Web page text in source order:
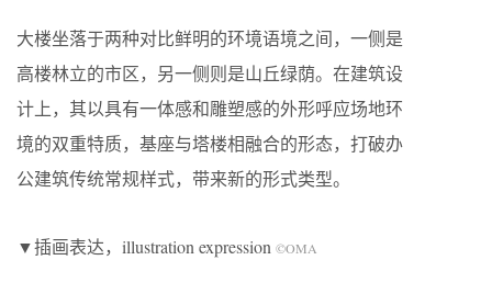
大楼坐落于两种对比鲜明的环境语境之间，一侧是
高楼林立的市区，另一侧则是山丘绿荫。在建筑设
计上，其以具有一体感和雕塑感的外形呼应场地环
境的双重特质，基座与塔楼相融合的形态，打破办
公建筑传统常规样式，带来新的形式类型。
▼插画表达，illustration expression ©OMA